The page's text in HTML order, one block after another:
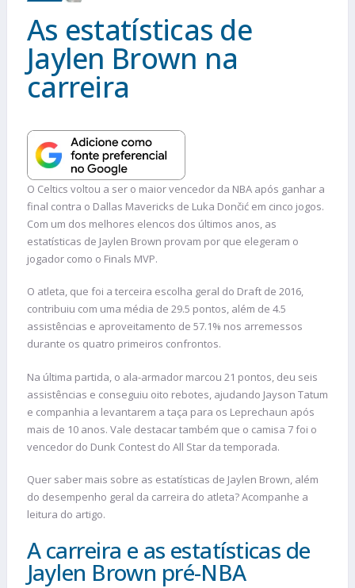
As estatísticas de
Jaylen Brown na
carreira
O Celtics voltou a ser o maior vencedor da NBA após ganhar a
final contra o Dallas Mavericks de Luka Dončić em cinco jogos.
Com um dos melhores elencos dos últimos anos, as
estatísticas de Jaylen Brown provam por que elegeram o
jogador como o Finals MVP.
O atleta, que foi a terceira escolha geral do Draft de 2016,
contribuiu com uma média de 29.5 pontos, além de 4.5
assistências e aproveitamento de 57.1% nos arremessos
durante os quatro primeiros confrontos.
Na última partida, o ala-armador marcou 21 pontos, deu seis
assistências e conseguiu oito rebotes, ajudando Jayson Tatum
e companhia a levantarem a taça para os Leprechaun após
mais de 10 anos. Vale destacar também que o camisa 7 foi o
vencedor do Dunk Contest do All Star da temporada.
Quer saber mais sobre as estatísticas de Jaylen Brown, além
do desempenho geral da carreira do atleta? Acompanhe a
leitura do artigo.
A carreira e as estatísticas de
Jaylen Brown pré-NBA